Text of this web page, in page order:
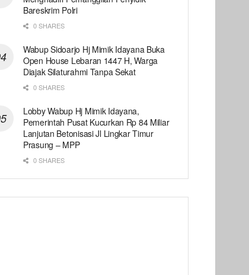
Bareskrim Polri
0 SHARES
Wabup Sidoarjo Hj Mimik Idayana Buka
Open House Lebaran 1447 H, Warga
Diajak Silaturahmi Tanpa Sekat
0 SHARES
Lobby Wabup Hj Mimik Idayana,
Pemerintah Pusat Kucurkan Rp 84 Miliar
Lanjutan Betonisasi Jl Lingkar Timur
Prasung – MPP
0 SHARES